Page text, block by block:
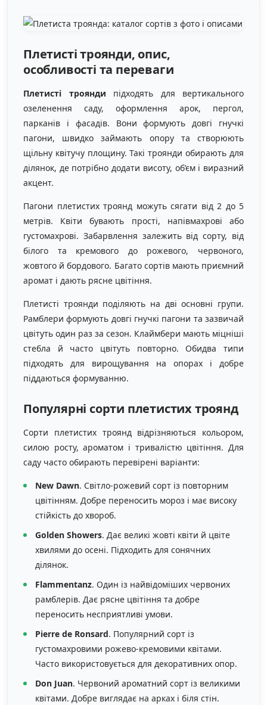
Плетисті троянди, опис,
особливості та переваги
Плетисті троянди підходять для вертикального
озеленення саду, оформлення арок, пергол,
парканів і фасадів. Вони формують довгі гнучкі
пагони, швидко займають опору та створюють
щільну квітучу площину. Такі троянди обирають для
ділянок, де потрібно додати висоту, об’єм і виразний
акцент.
Пагони плетистих троянд можуть сягати від 2 до 5
метрів. Квіти бувають прості, напівмахрові або
густомахрові. Забарвлення залежить від сорту, від
білого та кремового до рожевого, червоного,
жовтого й бордового. Багато сортів мають приємний
аромат і дають рясне цвітіння.
Плетисті троянди поділяють на дві основні групи.
Рамблери формують довгі гнучкі пагони та зазвичай
цвітуть один раз за сезон. Клаймбери мають міцніші
стебла й часто цвітуть повторно. Обидва типи
підходять для вирощування на опорах і добре
піддаються формуванню.
Популярні сорти плетистих троянд
Сорти плетистих троянд відрізняються кольором,
силою росту, ароматом і тривалістю цвітіння. Для
саду часто обирають перевірені варіанти:
New Dawn. Світло-рожевий сорт із повторним
цвітінням. Добре переносить мороз і має високу
стійкість до хвороб.
Golden Showers. Дає великі жовті квіти й цвіте
хвилями до осені. Підходить для сонячних
ділянок.
Flammentanz. Один із найвідоміших червоних
рамблерів. Дає рясне цвітіння та добре
переносить несприятливі умови.
Pierre de Ronsard. Популярний сорт із
густомахровими рожево-кремовими квітами.
Часто використовується для декоративних опор.
Don Juan. Червоний ароматний сорт із великими
квітами. Добре виглядає на арках і біля стін.